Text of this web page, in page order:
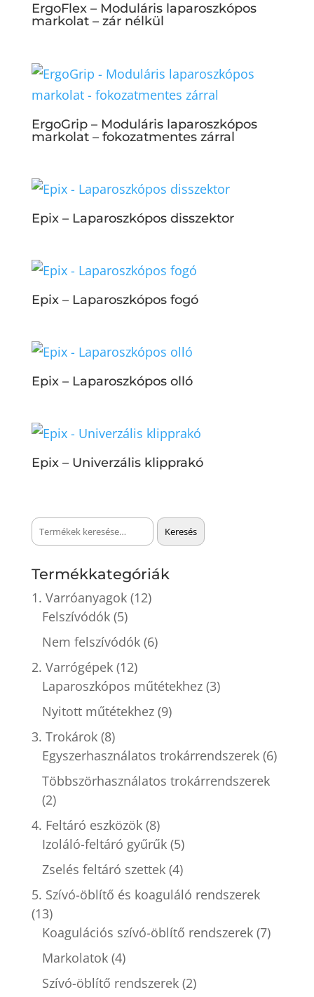
ErgoFlex – Moduláris laparoszkópos
markolat – zár nélkül
ErgoGrip – Moduláris laparoszkópos
markolat – fokozatmentes zárral
Epix – Laparoszkópos disszektor
Epix – Laparoszkópos fogó
Epix – Laparoszkópos olló
Epix – Univerzális klipprakó
Keresés
a
Keresés
Termékkategóriák
1. Varróanyagok (12)
Felszívódók (5)
Nem felszívódók (6)
2. Varrógépek (12)
Laparoszkópos műtétekhez (3)
Nyitott műtétekhez (9)
3. Trokárok (8)
Egyszerhasználatos trokárrendszerek (6)
Többszörhasználatos trokárrendszerek
(2)
4. Feltáró eszközök (8)
Izoláló-feltáró gyűrűk (5)
Zselés feltáró szettek (4)
5. Szívó-öblítő és koaguláló rendszerek
(13)
Koagulációs szívó-öblítő rendszerek (7)
Markolatok (4)
Szívó-öblítő rendszerek (2)